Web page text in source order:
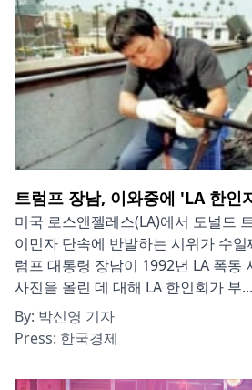
트럼프 장남, 이와중에 'LA 한인
미국 로스앤젤레스(LA)에서 도널드
이민자 단속에 반발하는 시위가 수
럼프 대통령 장남이 1992년 LA 폭동
사진을 올린 데 대해 LA 한인회가 부...
By: 박신영 기자
Press: 한국경제